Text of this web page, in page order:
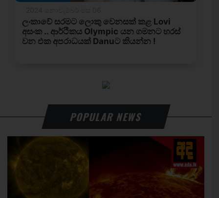
POPULAR NEWS